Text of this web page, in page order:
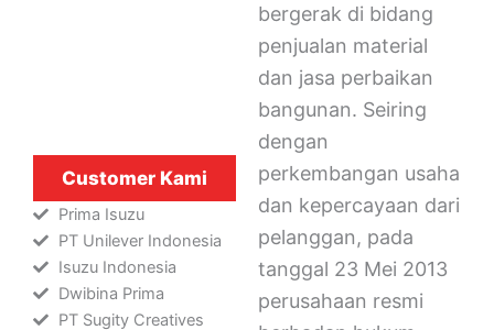
Customer Kami
Prima Isuzu
PT Unilever Indonesia
Isuzu Indonesia
Dwibina Prima
PT Sugity Creatives
bergerak di bidang
penjualan material
dan jasa perbaikan
bangunan. Seiring
dengan
perkembangan usaha
dan kepercayaan dari
pelanggan, pada
tanggal 23 Mei 2013
perusahaan resmi